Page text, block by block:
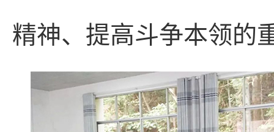
精神、提高斗争本领的